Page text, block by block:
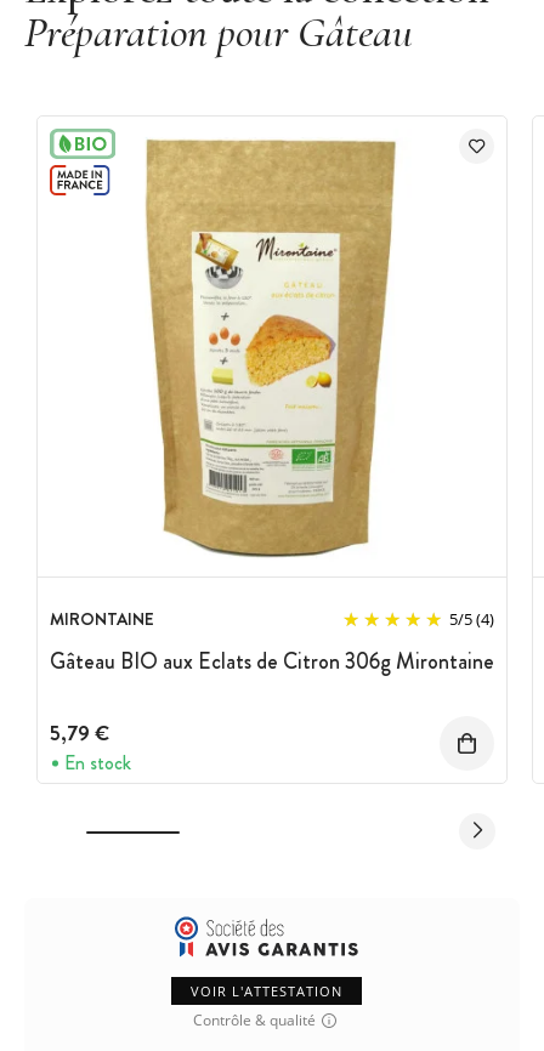
Préparation pour Gâteau
MIRONTAINE 5/5(4)
Gâteau BIO aux Eclats de Citron 306g Mirontaine
5,79 €
En stock
VOIR L'ATTESTATION
Contrôle & qualité